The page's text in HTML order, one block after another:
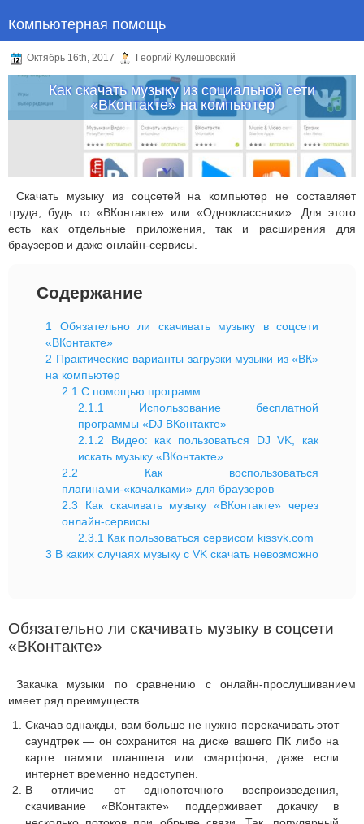
Компьютерная помощь
Октябрь 16th, 2017 Георгий Кулешовский
Как скачать музыку из социальной сети
«ВКонтакте» на компьютер
Скачать музыку из соцсетей на компьютер не составляет
труда, будь то «ВКонтакте» или «Одноклассники». Для этого
есть как отдельные приложения, так и расширения для
браузеров и даже онлайн-сервисы.
Содержание
1
Обязательно ли скачивать музыку в соцсети
«ВКонтакте»
2 Практические варианты загрузки музыки из «ВК»
на компьютер
2.1 С помощью программ
2.1.1
Использование бесплатной
программы «DJ ВКонтакте»
2.1.2 Видео: как пользоваться DJ VK, как
искать музыку «ВКонтакте»
2.2 Как воспользоваться
плагинами-«качалками» для браузеров
2.3 Как скачивать музыку «ВКонтакте» через
онлайн-сервисы
2.3.1 Как пользоваться сервисом kissvk.com
3 В каких случаях музыку с VK скачать невозможно
Обязательно ли скачивать музыку в соцсети
«ВКонтакте»
Закачка музыки по сравнению с онлайн-прослушиванием
имеет ряд преимуществ.
Скачав однажды, вам больше не нужно перекачивать этот
саундтрек — он сохранится на диске вашего ПК либо на
карте памяти планшета или смартфона, даже если
интернет временно недоступен.
В отличие от однопоточного воспроизведения,
скачивание «ВКонтакте» поддерживает докачку в